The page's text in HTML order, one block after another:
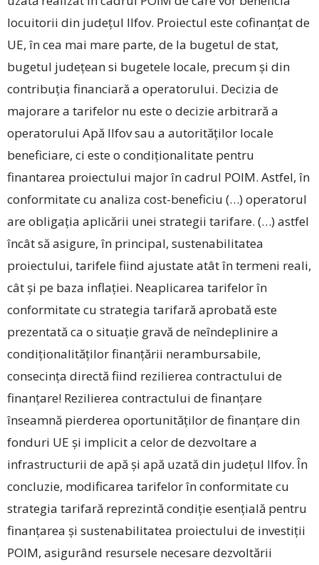
locuitorii din județul Ilfov. Proiectul este cofinanțat de
UE, în cea mai mare parte, de la bugetul de stat,
bugetul județean si bugetele locale, precum și din
contribuția financiară a operatorului. Decizia de
majorare a tarifelor nu este o decizie arbitrară a
operatorului Apă Ilfov sau a autorităților locale
beneficiare, ci este o condiționalitate pentru
finantarea proiectului major în cadrul POIM. Astfel, în
conformitate cu analiza cost-beneficiu (…) operatorul
are obligația aplicării unei strategii tarifare. (…) astfel
încât să asigure, în principal, sustenabilitatea
proiectului, tarifele fiind ajustate atât în termeni reali,
cât și pe baza inflației. Neaplicarea tarifelor în
conformitate cu strategia tarifară aprobată este
prezentată ca o situație gravă de neîndeplinire a
condiționalităților finanțării nerambursabile,
consecința directă fiind rezilierea contractului de
finanțare! Rezilierea contractului de finanțare
înseamnă pierderea oportunităților de finanțare din
fonduri UE și implicit a celor de dezvoltare a
infrastructurii de apă și apă uzată din județul Ilfov. În
concluzie, modificarea tarifelor în conformitate cu
strategia tarifară reprezintă condiție esențială pentru
finanțarea și sustenabilitatea proiectului de investiții
POIM, asigurând resursele necesare dezvoltării